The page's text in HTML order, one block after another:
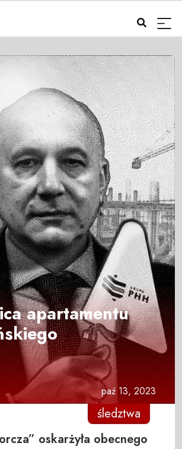
apartamentu
paź 13, 2023
śledztwa
oskarżyła obecnego